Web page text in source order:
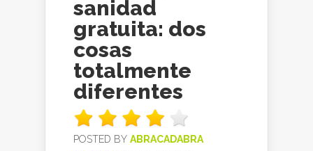
sanidad
gratuita: dos
cosas
totalmente
diferentes
POSTED BY ABRACADABRA